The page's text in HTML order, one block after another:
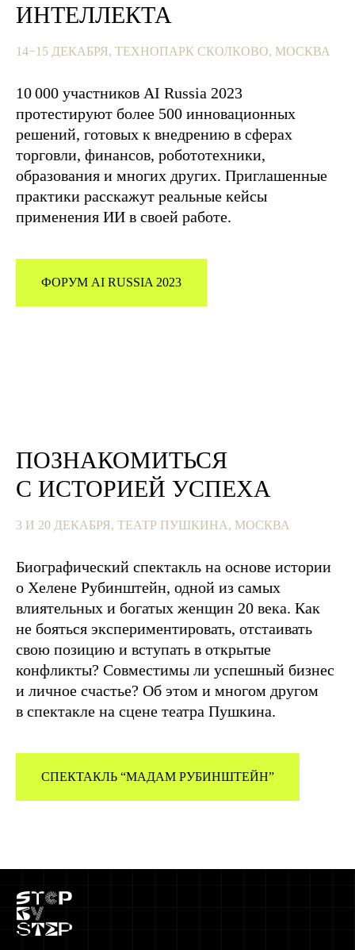
ИНТЕЛЛЕКТА
14−15 ДЕКАБРЯ, ТЕХНОПАРК СКОЛКОВО, МОСКВА
10 000 участников AI Russia 2023
протестируют более 500 инновационных
решений, готовых к внедрению в сферах
торговли, финансов, робототехники,
образования и многих других. Приглашенные
практики расскажут реальные кейсы
применения ИИ в своей работе.
ФОРУМ AI RUSSIA 2023
ПОЗНАКОМИТЬСЯ
С ИСТОРИЕЙ УСПЕХА
3 И 20 ДЕКАБРЯ, ТЕАТР ПУШКИНА, МОСКВА
Биографический спектакль на основе истории
о Хелене Рубинштейн, одной из самых
влиятельных и богатых женщин 20 века. Как
не бояться экспериментировать, отстаивать
свою позицию и вступать в открытые
конфликты? Совместимы ли успешный бизнес
и личное счастье? Об этом и многом другом
в спектакле на сцене театра Пушкина.
СПЕКТАКЛЬ “МАДАМ РУБИНШТЕЙН”